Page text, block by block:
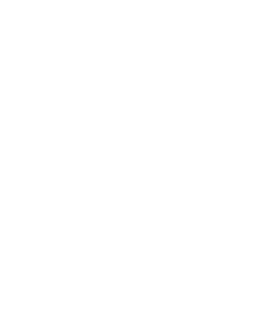
Ta tema izpostavlja
nepopisan list, ki še ni
omogoča, da skozi igro,